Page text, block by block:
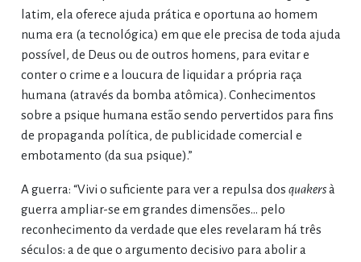
latim, ela oferece ajuda prática e oportuna ao homem
numa era (a tecnológica) em que ele precisa de toda ajuda
possível, de Deus ou de outros homens, para evitar e
conter o crime e a loucura de liquidar a própria raça
humana (através da bomba atômica). Conhecimentos
sobre a psique humana estão sendo pervertidos para fins
de propaganda política, de publicidade comercial e
embotamento (da sua psique).”
A guerra: “Vivi o suficiente para ver a repulsa dos quakersà
guerra ampliar-se em grandes dimensões… pelo
reconhecimento da verdade que eles revelaram há três
séculos: a de que o argumento decisivo para abolir a